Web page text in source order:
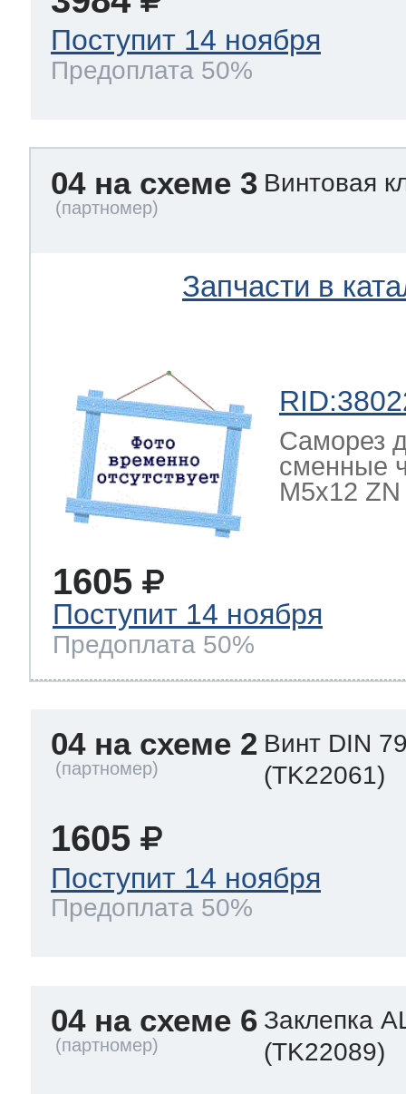
Поступит 14 ноября
Предоплата 50%
04 на схеме 3 Винтовая
Запчасти в
Саморез
сменные
M5x12
1605
Поступит 14 ноября
Предоплата 50%
04 на схеме 2 Винт DIN
(TK22061)
1605
Поступит 14 ноября
Предоплата 50%
04 на схеме 6 Заклепка
(TK22089)